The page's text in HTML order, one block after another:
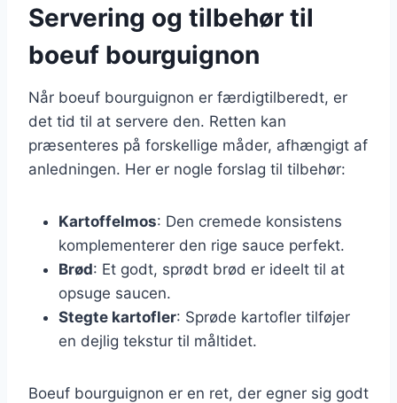
Servering og tilbehør til
boeuf bourguignon
Når boeuf bourguignon er færdigtilberedt, er
det tid til at servere den. Retten kan
præsenteres på forskellige måder, afhængigt af
anledningen. Her er nogle forslag til tilbehør:
Kartoffelmos: Den cremede konsistens
komplementerer den rige sauce perfekt.
Brød: Et godt, sprødt brød er ideelt til at
opsuge saucen.
Stegte kartofler: Sprøde kartofler tilføjer
en dejlig tekstur til måltidet.
Boeuf bourguignon er en ret, der egner sig godt